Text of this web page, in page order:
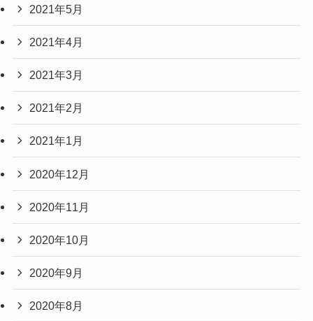
2021年5月
2021年4月
2021年3月
2021年2月
2021年1月
2020年12月
2020年11月
2020年10月
2020年9月
2020年8月